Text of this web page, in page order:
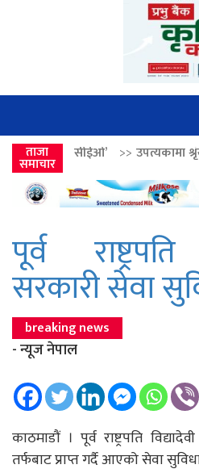
ताजा
समाचार
>>उपत्यकामा श्रृंखलाबद्ध सिक्री लुट्ने
पूर्व राष्ट्रपति
सरकारी सेवा
breaking news
- न्यूज नेपाल
काठमाडौं । पूर्व राष्ट्रपति
तर्फबाट प्राप्त गर्दै आएको सेवा